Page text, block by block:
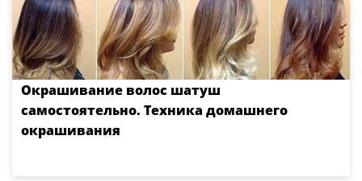
Окрашивание волос шатуш
самостоятельно. Техника домашнего
окрашивания